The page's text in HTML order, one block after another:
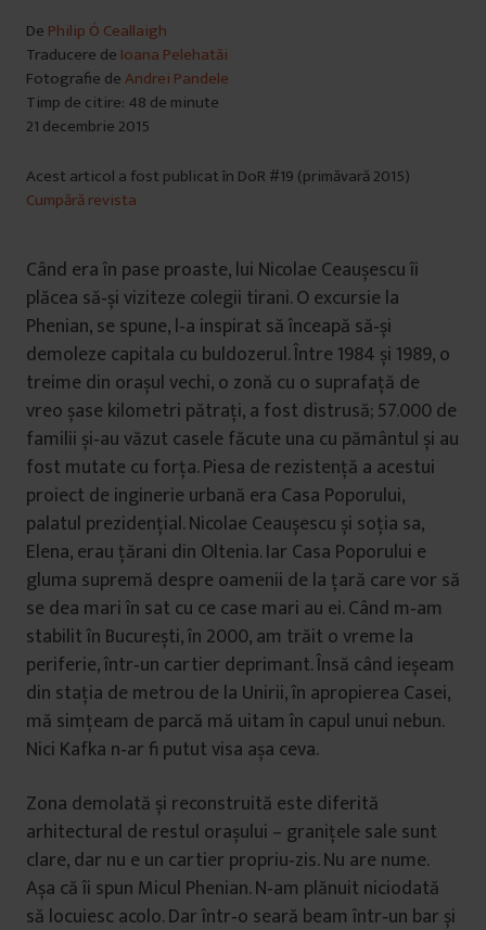
De Philip Ó Ceallaigh
Traducere de Ioana Pelehatăi
Fotografie deAndrei Pandele
Timp de citire: 48 de minute
21 decembrie 2015
Acest articol a fost publicat în DoR #19 (primăvară 2015)
Cumpără revista
Când era în pase proaste, lui Nicolae Ceaușescu îi
plăcea să‑și viziteze colegii tirani. O excursie la
Phenian, se spune, l‑a inspirat să înceapă să‑și
demoleze capitala cu buldozerul. Între 1984 și 1989, o
treime din orașul vechi, o zonă cu o suprafaţă de
vreo șase kilometri pătraţi, a fost distrusă; 57.000 de
familii și‑au văzut casele făcute una cu pământul și au
fost mutate cu forţa. Piesa de rezistenţă a acestui
proiect de inginerie urbană era Casa Poporului,
palatul prezidenţial. Nicolae Ceaușescu și soţia sa,
Elena, erau ţărani din Oltenia. Iar Casa Poporului e
gluma supremă despre oamenii de la ţară care vor să
se dea mari în sat cu ce case mari au ei. Când m‑am
stabilit în București, în 2000, am trăit o vreme la
periferie, într‑un cartier deprimant. Însă când ieșeam
din staţia de metrou de la Unirii, în apropierea Casei,
mă simţeam de parcă mă uitam în capul unui nebun.
Nici Kafka n‑ar fi putut visa așa ceva.
Zona demolată și reconstruită este diferită
arhitectural de restul orașului – graniţele sale sunt
clare, dar nu e un cartier propriu‑zis. Nu are nume.
Așa că îi spun Micul Phenian. N‑am plănuit niciodată
să locuiesc acolo. Dar într‑o seară beam într‑un bar și